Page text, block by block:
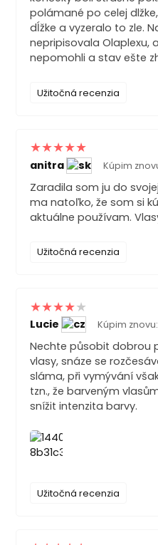
polámané po celej
dĺžke a vyzeralo to zle.
nepripisovala Olaplexu,
nepomohli a stav ešte
Užitočná recenzia
anitra Kúpim
Zaradila som ju do
ma natoľko, že som si
aktuálne používam.
Užitočná recenzia
Lucie Kúpim
Nechte působit dobrou
vlasy, snáze se
sláma, při vymývání
tzn., že barveným
snížit intenzita barvy.
Užitočná recenzia